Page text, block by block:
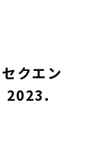
セクエン
2023.